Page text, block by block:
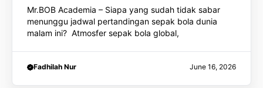
Mr.BOB Academia – Siapa yang sudah tidak sabar
menunggu jadwal pertandingan sepak bola dunia
malam ini? Atmosfer sepak bola global,
Fadhilah Nur June 16, 2026